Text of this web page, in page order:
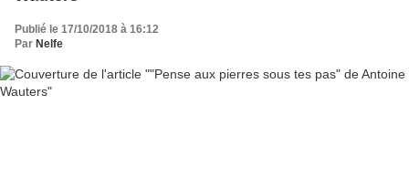
Publié le 17/10/2018 à 16:12
Par Nelfe